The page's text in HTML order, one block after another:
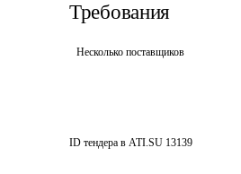
Требования
Несколько поставщиков
ID тендера в ATI.SU 13139